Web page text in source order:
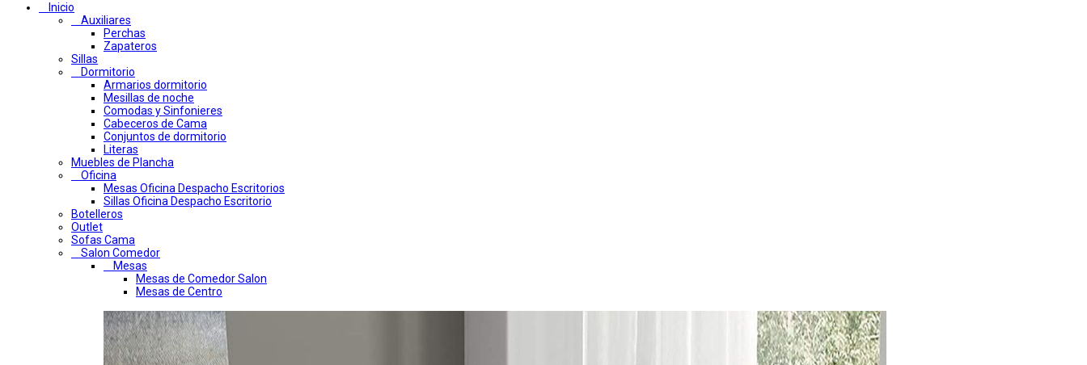
Inicio
Auxiliares
Perchas
Zapateros
Sillas
Dormitorio
Armarios dormitorio
Mesillas de noche
Comodas y Sinfonieres
Cabeceros de Cama
Conjuntos de dormitorio
Literas
Muebles de Plancha
Oficina
Mesas Oficina Despacho Escritorios
Sillas Oficina Despacho Escritorio
Botelleros
Outlet
Sofas Cama
Salon Comedor
Mesas
Mesas de Comedor Salon
Mesas de Centro